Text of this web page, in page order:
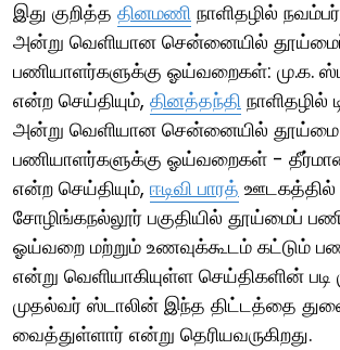
இது குறித்த தினமணி நாளிதழில்
அன்று வெளியான சென்னையில்
பணியாளர்களுக்கு ஓய்வறைகள்: மு.க.
என்ற செய்தியும், தினத்தந்தி நாளிதழில்
அன்று வெளியான சென்னையில் தூய்மை
பணியாளர்களுக்கு ஓய்வறைகள் -
என்ற செய்தியும், ஈடிவி பாரத் ஊடகத்தில்
சோழிங்கநல்லூர் பகுதியில் தூய்மைப்
ஓய்வறை மற்றும் உணவுக்கூடம் கட்டும்
என்று வெளியாகியுள்ள செய்திகளின்
முதல்வர் ஸ்டாலின் இந்த திட்டத்தை
வைத்துள்ளார் என்று தெரியவருகிறது.